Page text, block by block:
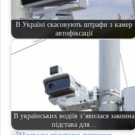
В Україні скасовують штрафи з камер
автофіксації
В українських водіїв з’явилася законна
підстава для…